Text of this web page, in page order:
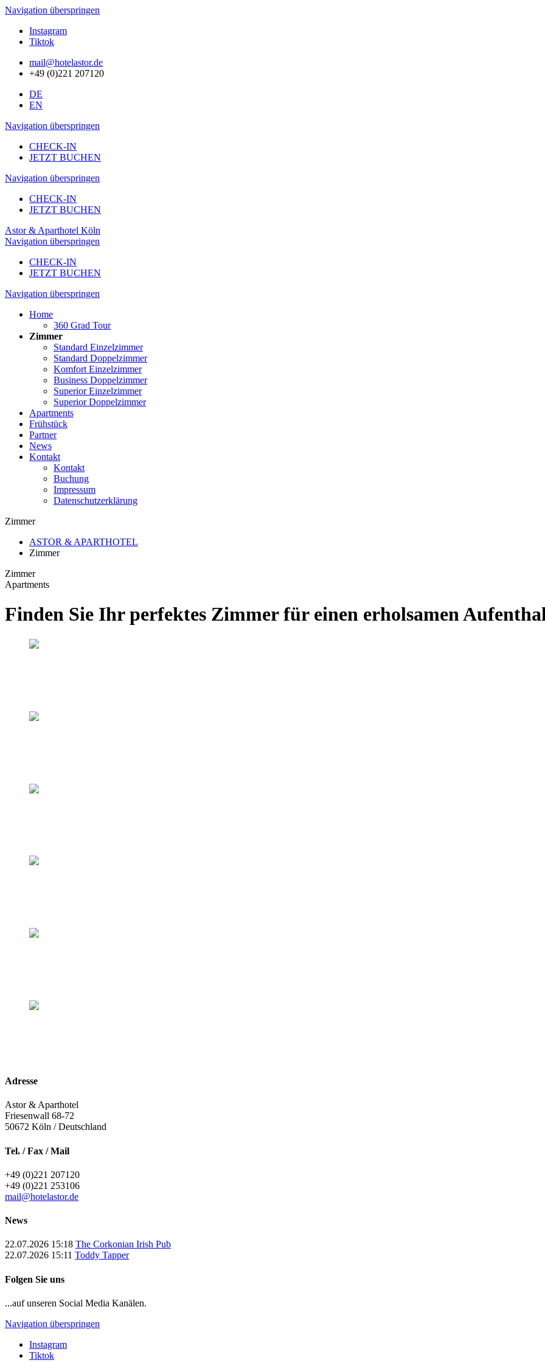
Navigation überspringen
Instagram
Tiktok
mail@hotelastor.de
+49 (0)221 207120
DE
EN
Navigation überspringen
CHECK-IN
JETZT BUCHEN
Navigation überspringen
CHECK-IN
JETZT BUCHEN
Astor & Aparthotel Köln
Navigation überspringen
CHECK-IN
JETZT BUCHEN
Navigation überspringen
Home
360 Grad Tour
Zimmer
Standard Einzelzimmer
Standard Doppelzimmer
Komfort Einzelzimmer
Business Doppelzimmer
Superior Einzelzimmer
Superior Doppelzimmer
Apartments
Frühstück
Partner
News
Kontakt
Kontakt
Buchung
Impressum
Datenschutzerklärung
Zimmer
ASTOR & APARTHOTEL
Zimmer
Zimmer
Apartments
Finden Sie Ihr perfektes Zimmer für einen erholsamen
Adresse
Astor & Aparthotel
Friesenwall 68-72
50672 Köln / Deutschland
Tel. / Fax / Mail
+49 (0)221 207120
+49 (0)221 253106
mail@hotelastor.de
News
22.07.2026 15:18 The Corkonian Irish Pub
22.07.2026 15:11 Toddy Tapper
Folgen Sie uns
...auf unseren Social Media Kanälen.
Navigation überspringen
Instagram
Tiktok